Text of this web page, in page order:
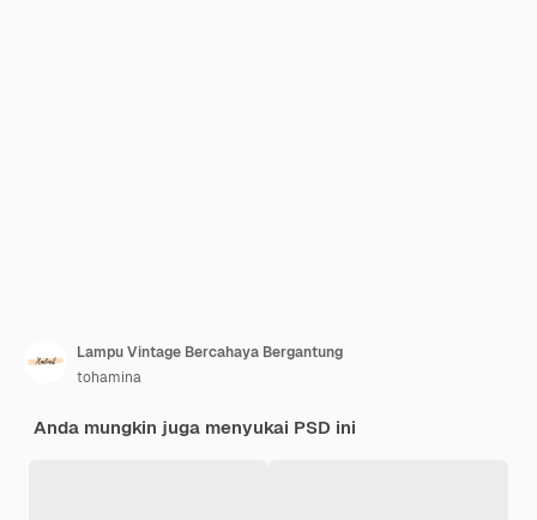
Lampu Vintage Bercahaya Bergantung
tohamina
Anda mungkin juga menyukai PSD ini